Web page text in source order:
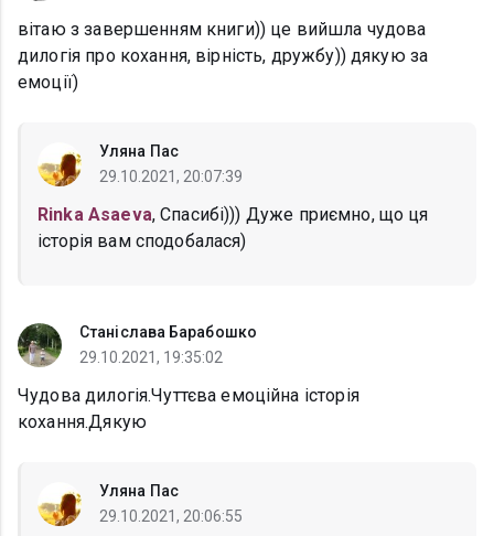
вітаю з завершенням книги)) це вийшла чудова
дилогія про кохання, вірність, дружбу)) дякую за
емоції)
Уляна Пас
29.10.2021, 20:07:39
Rinka Asaeva, Спасибі))) Дуже приємно, що ця
історія вам сподобалася)
Станіслава Барабошко
29.10.2021, 19:35:02
Чудова дилогія.Чуттєва емоційна історія
кохання.Дякую
Уляна Пас
29.10.2021, 20:06:55